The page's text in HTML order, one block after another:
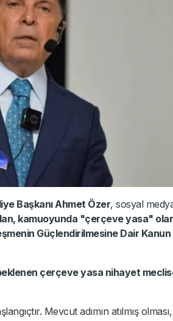
Başkanı Ahmet Özer, sosyal
kamuoyunda "çerçeve yasa"
Güçlendirilmesine Dair
çerçeve yasa nihayet
Mevcut adımın atılmış